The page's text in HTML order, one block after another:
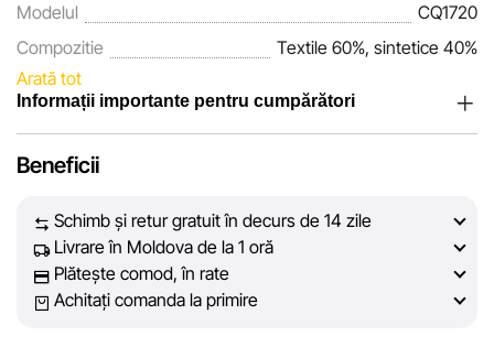
Modelul
CQ1720
Compozitie
Textile 60%, sintetice 40%
Arată tot
Informații importante pentru cumpărători
încrederea clienților noștri. În fiecare zi depunem eforturi
prezentate pe site să fie cât mai complete, obiective și
actuale. Scopul nostru este să vă oferim informații corecte și
veridice, pentru ca dvs. să puteți lua cea mai bună decizie
de cumpărare.
Beneficii
Schimb și retur gratuit în decurs de 14 zile
Livrare în Moldova de la 1 oră
Plătește comod, în rate
Achitați comanda la primire